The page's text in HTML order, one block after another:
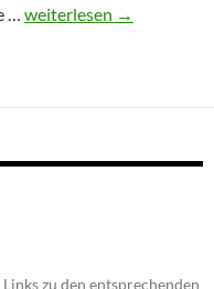
… Po-
weiterlesen →
zu den entsprechenden